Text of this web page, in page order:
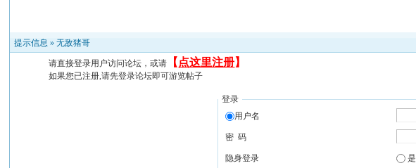
提示信息 »无敌猪哥
请直接登录用户访问论坛，或请 【 点这里注册】
如果您已注册,请先登录论坛即可游览帖子
登录
用户名
密 码
隐身登录